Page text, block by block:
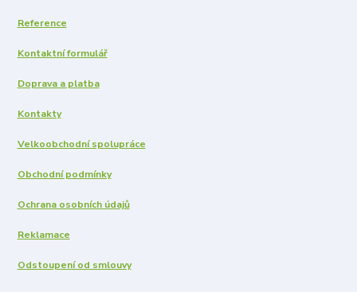
Reference
Kontaktní formulář
Doprava a platba
Kontakty
Velkoobchodní spolupráce
Obchodní podmínky
Ochrana osobních údajů
Reklamace
Odstoupení od smlouvy